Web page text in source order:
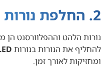
2. החלפת נורות לד
נורות הלהט וההפלוורסנט
להחליף את הנורות בנורות
ומחזיקות לאורך זמן.